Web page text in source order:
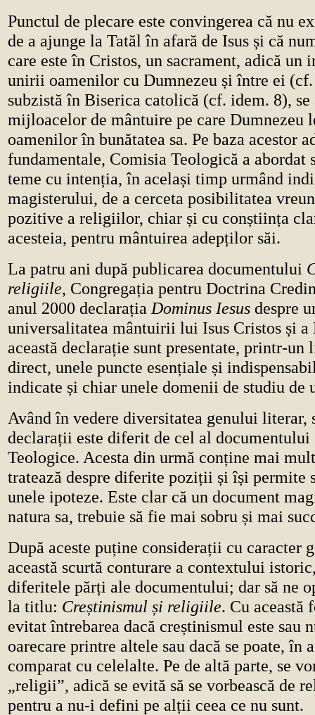
Punctul de plecare este convingerea că nu
de a ajunge la Tatăl în afară de Isus și că
care este în Cristos, un sacrament, adică un
unirii oamenilor cu Dumnezeu și între ei
subzistă în Biserica catolică (cf. idem. 8),
mijloacelor de mântuire pe care Dumnezeu
oamenilor în bunătatea sa. Pe baza acestor
fundamentale, Comisia Teologică a abordat
teme cu intenția, în același timp urmând
magisterului, de a cerceta posibilitatea
pozitive a religiilor, chiar și cu conștiința
acesteia, pentru mântuirea adepților săi.
La patru ani după publicarea documentului
religiile, Congregația pentru Doctrina
anul 2000 declarația Dominus Iesus despre
universalitatea mântuirii lui Isus Cristos și
această declarație sunt presentate, printr-
direct, unele puncte esențiale și
indicate și chiar unele domenii de studiu de
Având în vedere diversitatea genului literar,
declarații este diferit de cel al
Teologice. Acesta din urmă conține mai
tratează despre diferite poziții și își permite
unele ipoteze. Este clar că un document
natura sa, trebuie să fie mai sobru și mai
După aceste puține considerații cu caracter
această scurtă conturare a contextului
diferitele părți ale documentului; dar să ne
la titlu: Creștinismul și religiile. Cu această
evitat întrebarea dacă creștinismul este sau
oarecare printre altele sau dacă se poate, în
comparat cu celelalte. Pe de altă parte, se
„religii”, adică se evită să se vorbească de
pentru a nu-i defini pe alții ceea ce nu sunt.